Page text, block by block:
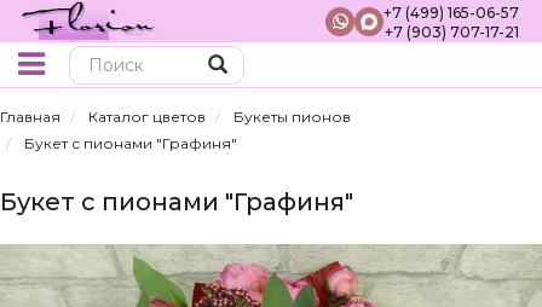
+7 (499) 165-06-57
+7 (903) 707-17-21
Главная Каталог цветов
Букеты пионов
Букет с пионами "Графиня"
Букет с пионами "Графиня"